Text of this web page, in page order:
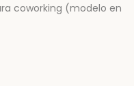
coworking (modelo en